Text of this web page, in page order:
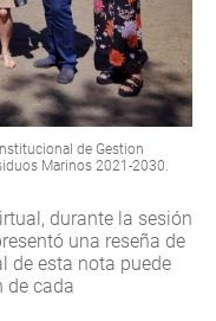
de Gestion
Marinos 2021-2030.
durante la sesión
una reseña de
de esta nota puede
de cada